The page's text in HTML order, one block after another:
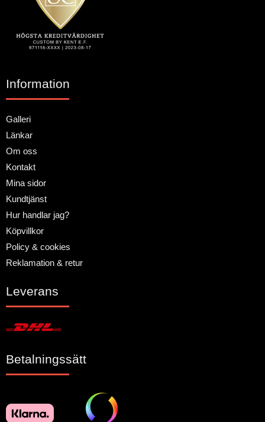
Information
Galleri
Länkar
Om oss
Kontakt
Mina sidor
Kundtjänst
Hur handlar jag?
Köpvillkor
Policy & cookies
Reklamation & retur
Leverans
Betalningssätt